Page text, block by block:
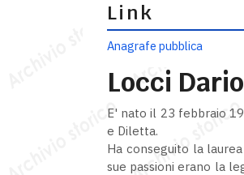
Link
Anagrafe pubblica
Locci
E' nato il 23 febbraio
e Diletta.
Ha conseguito la
sue passioni erano la